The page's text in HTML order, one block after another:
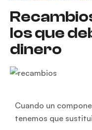
los que
dinero
Cuando un
tenemos que